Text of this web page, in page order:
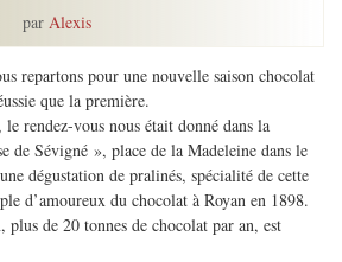
par Alexis
repartons pour une nouvelle saison chocolat
que la première.
rendez-vous nous était donné dans la
de Sévigné », place de la Madeleine dans le
dégustation de pralinés, spécialité de cette
d’amoureux du chocolat à Royan en 1898.
de 20 tonnes de chocolat par an, est